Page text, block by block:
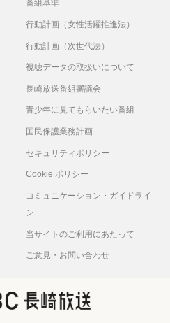
番組基準
行動計画（女性活躍推進法）
行動計画（次世代法）
視聴データの取扱いについて
長崎放送番組審議会
青少年に見てもらいたい番組
国民保護業務計画
セキュリティポリシー
Cookie ポリシー
コミュニケーション・ガイドライ
ン
当サイトのご利用にあたって
ご意見・お問い合わせ